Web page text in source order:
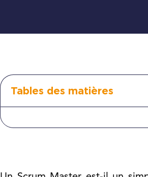
Tables des matières